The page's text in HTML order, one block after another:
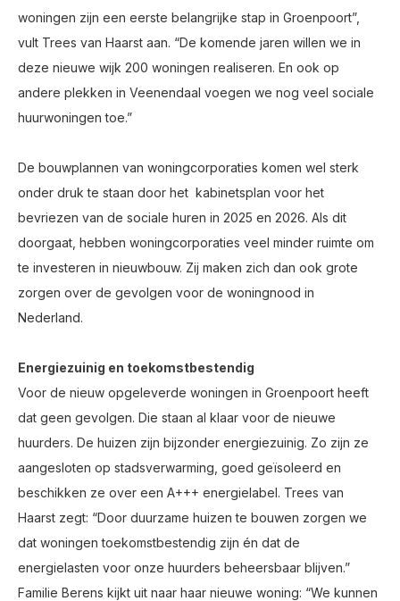
woningen zijn een eerste belangrijke stap in Groenpoort”,
vult Trees van Haarst aan. “De komende jaren willen we in
deze nieuwe wijk 200 woningen realiseren. En ook op
andere plekken in Veenendaal voegen we nog veel sociale
huurwoningen toe.”
De bouwplannen van woningcorporaties komen wel sterk
onder druk te staan door het kabinetsplan voor het
bevriezen van de sociale huren in 2025 en 2026. Als dit
doorgaat, hebben woningcorporaties veel minder ruimte om
te investeren in nieuwbouw. Zij maken zich dan ook grote
zorgen over de gevolgen voor de woningnood in
Nederland.
Energiezuinig en toekomstbestendig
Voor de nieuw opgeleverde woningen in Groenpoort heeft
dat geen gevolgen. Die staan al klaar voor de nieuwe
huurders. De huizen zijn bijzonder energiezuinig. Zo zijn ze
aangesloten op stadsverwarming, goed geïsoleerd en
beschikken ze over een A+++ energielabel. Trees van
Haarst zegt: “Door duurzame huizen te bouwen zorgen we
dat woningen toekomstbestendig zijn én dat de
energielasten voor onze huurders beheersbaar blijven.”
Familie Berens kijkt uit naar haar nieuwe woning: “We kunnen